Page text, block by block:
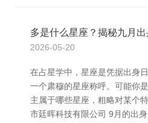
多是什么星座？揭秘九月
2026-05-20
在占星学中，星座是凭据出身
一个肃穆的星座称呼。可能你
主属于哪些星座，粗略对某个
市廷晖科技有限公司 9月的出